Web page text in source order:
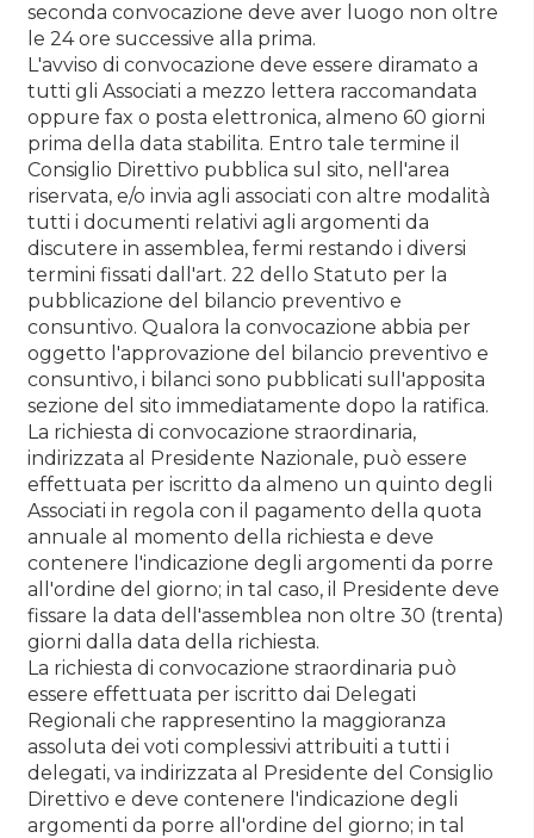
seconda convocazione deve aver luogo non oltre
le 24 ore successive alla prima.
L'avviso di convocazione deve essere diramato a
tutti gli Associati a mezzo lettera raccomandata
oppure fax o posta elettronica, almeno 60 giorni
prima della data stabilita. Entro tale termine il
Consiglio Direttivo pubblica sul sito, nell'area
riservata, e/o invia agli associati con altre modalità
tutti i documenti relativi agli argomenti da
discutere in assemblea, fermi restando i diversi
termini fissati dall'art. 22 dello Statuto per la
pubblicazione del bilancio preventivo e
consuntivo. Qualora la convocazione abbia per
oggetto l'approvazione del bilancio preventivo e
consuntivo, i bilanci sono pubblicati sull'apposita
sezione del sito immediatamente dopo la ratifica.
La richiesta di convocazione straordinaria,
indirizzata al Presidente Nazionale, può essere
effettuata per iscritto da almeno un quinto degli
Associati in regola con il pagamento della quota
annuale al momento della richiesta e deve
contenere l'indicazione degli argomenti da porre
all'ordine del giorno; in tal caso, il Presidente deve
fissare la data dell'assemblea non oltre 30 (trenta)
giorni dalla data della richiesta.
La richiesta di convocazione straordinaria può
essere effettuata per iscritto dai Delegati
Regionali che rappresentino la maggioranza
assoluta dei voti complessivi attribuiti a tutti i
delegati, va indirizzata al Presidente del Consiglio
Direttivo e deve contenere l'indicazione degli
argomenti da porre all'ordine del giorno; in tal